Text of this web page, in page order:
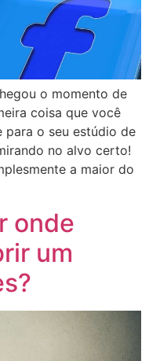
o momento de
coisa que você
para o seu estúdio de
no alvo certo!
a maior do
onde
um